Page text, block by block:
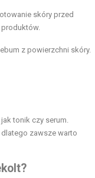
skóry przed
z powierzchni skóry.
tonik czy serum.
zawsze warto